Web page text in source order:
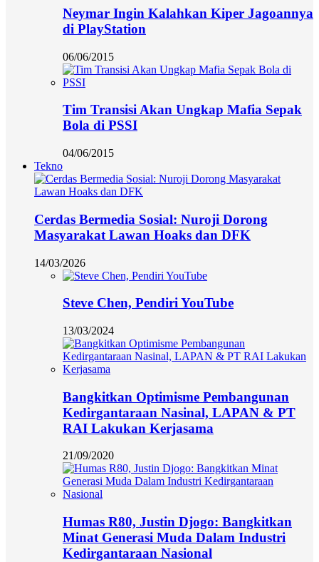
Neymar Ingin Kalahkan Kiper Jagoannya
di PlayStation
06/06/2015
Tim Transisi Akan Ungkap Mafia Sepak
Bola di PSSI
04/06/2015
Tekno
Cerdas Bermedia Sosial: Nuroji Dorong
Masyarakat Lawan Hoaks dan DFK
14/03/2026
Steve Chen, Pendiri YouTube
13/03/2024
Bangkitkan Optimisme Pembangunan
Kedirgantaraan Nasinal, LAPAN & PT
RAI Lakukan Kerjasama
21/09/2020
Humas R80, Justin Djogo: Bangkitkan
Minat Generasi Muda Dalam Industri
Kedirgantaraan Nasional